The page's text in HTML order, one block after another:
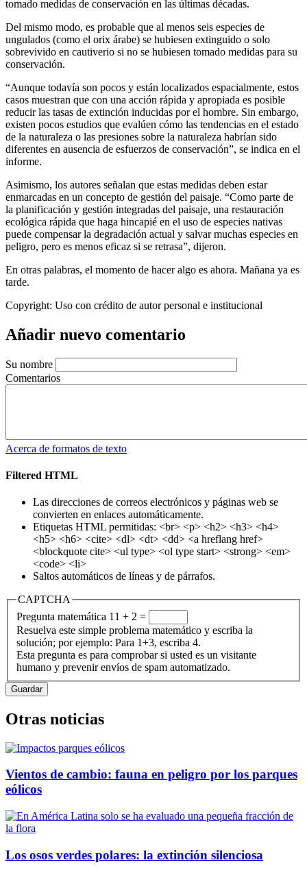
tomado medidas de conservación en las últimas décadas.
Del mismo modo, es probable que al menos seis especies de
ungulados (como el orix árabe) se hubiesen extinguido o solo
sobrevivido en cautiverio si no se hubiesen tomado medidas para su
conservación.
“Aunque todavía son pocos y están localizados espacialmente, estos
casos muestran que con una acción rápida y apropiada es posible
reducir las tasas de extinción inducidas por el hombre. Sin embargo,
existen pocos estudios que evalúen cómo las tendencias en el estado
de la naturaleza o las presiones sobre la naturaleza habrían sido
diferentes en ausencia de esfuerzos de conservación”, se indica en el
informe.
Asimismo, los autores señalan que estas medidas deben estar
enmarcadas en un concepto de gestión del paisaje. “Como parte de
la planificación y gestión integradas del paisaje, una restauración
ecológica rápida que haga hincapié en el uso de especies nativas
puede compensar la degradación actual y salvar muchas especies en
peligro, pero es menos eficaz si se retrasa”, dijeron.
En otras palabras, el momento de hacer algo es ahora. Mañana ya es
tarde.
Copyright: Uso con crédito de autor personal e institucional
Añadir nuevo comentario
Su nombre
Comentarios
Acerca de formatos de texto
Filtered HTML
Las direcciones de correos electrónicos y páginas web se
convierten en enlaces automáticamente.
Etiquetas HTML permitidas: <br> <p> <h2> <h3> <h4>
<h5> <h6> <cite> <dl> <dt> <dd> <a hreflang href>
<blockquote cite> <ul type> <ol type start> <strong> <em>
<code> <li>
Saltos automáticos de líneas y de párrafos.
CAPTCHA
Pregunta matemática 11 + 2 =
Resuelva este simple problema matemático y escriba la
solución; por ejemplo: Para 1+3, escriba 4.
Esta pregunta es para comprobar si usted es un visitante
humano y prevenir envíos de spam automatizado.
Otras noticias
Vientos de cambio: fauna en peligro por los parques
eólicos
Los osos verdes polares: la extinción silenciosa